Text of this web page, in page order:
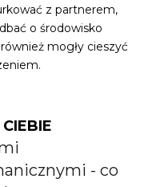
z partnerem,
o środowisko
mogły cieszyć
- co